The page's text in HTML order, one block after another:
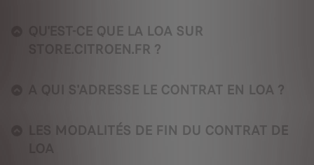
QU'EST-CE QUE LA LOA SUR
STORE.CITROEN.FR ?
A QUI S'ADRESSE LE CONTRAT EN LOA ?
LES MODALITÉS DE FIN DU CONTRAT DE